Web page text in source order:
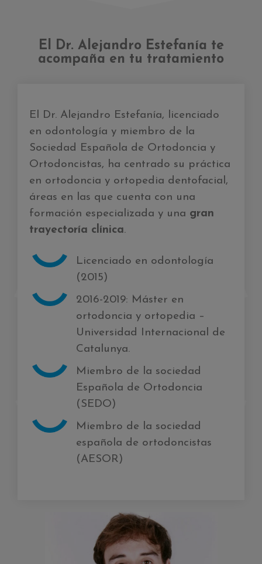
El Dr. Alejandro Estefanía te
acompaña en tu tratamiento
El Dr. Alejandro Estefanía, licenciado
en odontología y miembro de la
Sociedad Española de Ortodoncia y
Ortodoncistas, ha centrado su práctica
en ortodoncia y ortopedia dentofacial,
áreas en las que cuenta con una
formación especializada y una gran
trayectoría clínica.
Licenciado en odontología
(2015)
2016-2019: Máster en
ortodoncia y ortopedia –
Universidad Internacional de
Catalunya.
Miembro de la sociedad
Española de Ortodoncia
(SEDO)
Miembro de la sociedad
española de ortodoncistas
(AESOR)